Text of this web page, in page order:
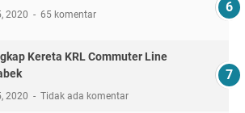
2020 65 komentar
Kereta KRL Commuter Line
2020 Tidak ada komentar